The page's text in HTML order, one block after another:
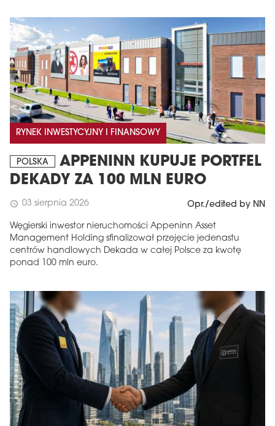
RYNEK INWESTYCYJNY I FINANSOWY
POLSKA
APPENINN KUPUJE PORTFEL
DEKADY ZA 100 MLN EURO
schedule 03 sierpnia 2026 Opr./edited by NN
Węgierski inwestor nieruchomości Appeninn Asset
Management Holding sfinalizował przejęcie jedenastu
centrów handlowych Dekada w całej Polsce za kwotę
ponad 100 mln euro.